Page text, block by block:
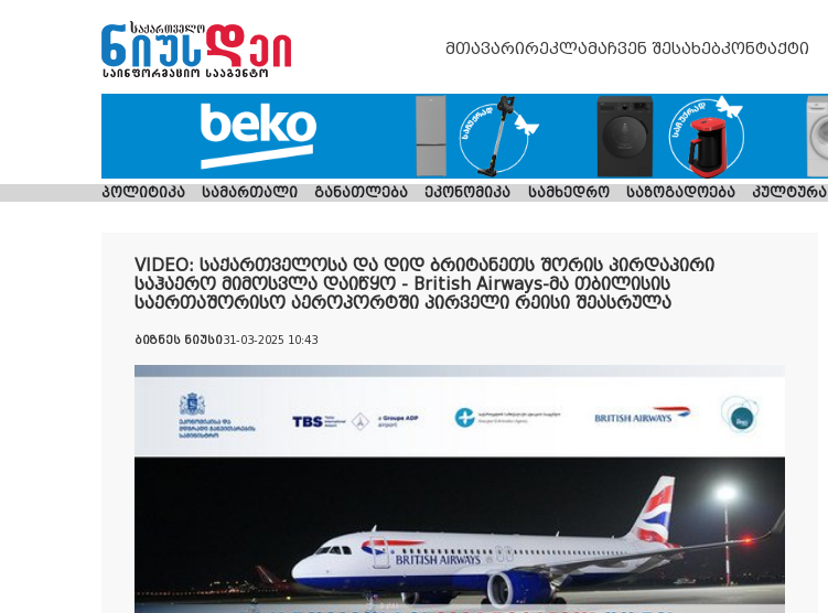
მთავარირეკლამაჩვენ შესახებკონტაქტი
პოლიტიკა სამართალი განათლება ეკონომიკა სამხედრო საზოგადოება კულტურა
VIDEO: საქართველოსა და დიდ ბრიტანეთს შორის პირდაპირი
საჰაერო მიმოსვლა დაიწყო - British Airways-მა თბილისის
საერთაშორისო აეროპორტში პირველი რეისი შეასრულა
ბიზნეს ნიუსი31-03-2025 10:43